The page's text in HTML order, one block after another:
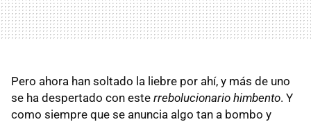
Pero ahora han soltado la liebre por ahí, y más de uno
se ha despertado con este rrebolucionario himbento. Y
como siempre que se anuncia algo tan a bombo y